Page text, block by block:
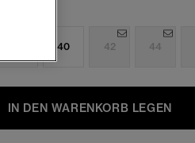
40 42 44
IN DEN WARENKORB LEGEN